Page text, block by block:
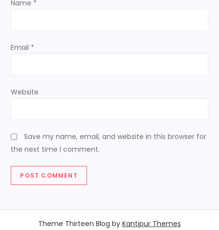
Name *
Email *
Website
Save my name, email, and website in this browser for
the next time I comment.
Theme Thirteen Blog by Kantipur Themes